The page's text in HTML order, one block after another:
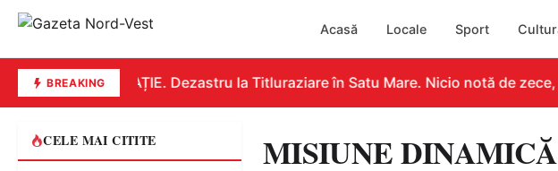
Acasă Locale Sport
BREAKINGEDUCAȚIE. Dezastru la Titluraziare în Satu Mare. Nicio notă de zece,
CELE MAI CITITE
MISIUNE